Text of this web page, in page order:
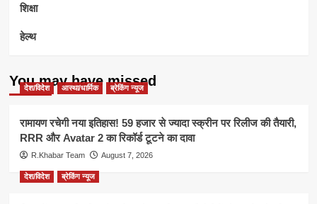
शिक्षा
हेल्थ
You may have missed
देश/विदेश आस्था/धार्मिक ब्रेकिंग न्यूज
रामायण रचेगी नया इतिहास! 59 हजार से ज्यादा स्क्रीन पर रिलीज की तैयारी,
RRR और Avatar 2 का रिकॉर्ड टूटने का दावा
R.Khabar Team August 7, 2026
देश/विदेश ब्रेकिंग न्यूज